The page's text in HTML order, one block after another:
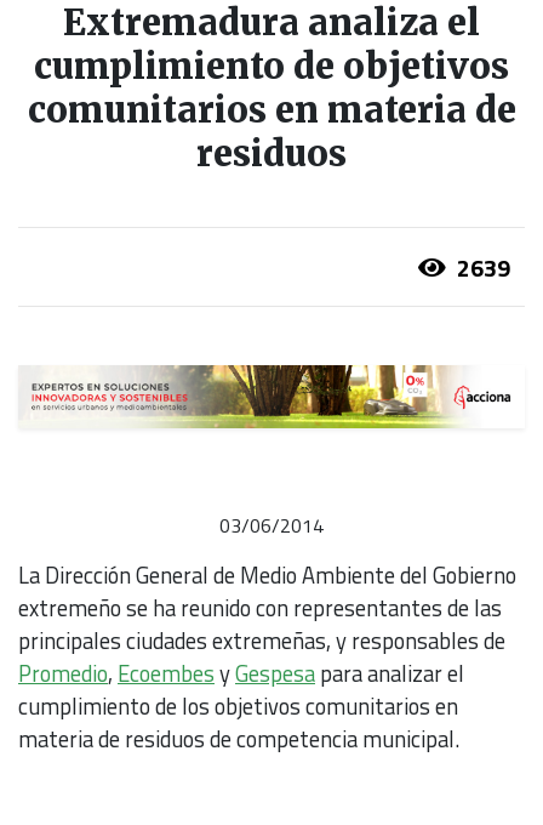
Extremadura analiza el
cumplimiento de objetivos
comunitarios en materia de
residuos
2639
03/06/2014
La Dirección General de Medio Ambiente del Gobierno
extremeño se ha reunido con representantes de las
principales ciudades extremeñas, y responsables de
Promedio, EcoembesyGespesapara analizar el
cumplimiento de los objetivos comunitarios en
materia de residuos de competencia municipal.